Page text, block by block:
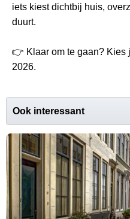
iets kiest dichtbij huis,
duurt.
👉 Klaar om te gaan? Kies
2026.
Ook interessant